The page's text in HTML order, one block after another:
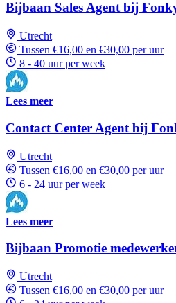
Bijbaan Sales Agent bij
Utrecht
Tussen €16,00 en €30,00 per uur
8 - 40 uur per week
Lees meer
Contact Center Agent bij
Utrecht
Tussen €16,00 en €30,00 per uur
6 - 24 uur per week
Lees meer
Bijbaan Promotie
Utrecht
Tussen €16,00 en €30,00 per uur